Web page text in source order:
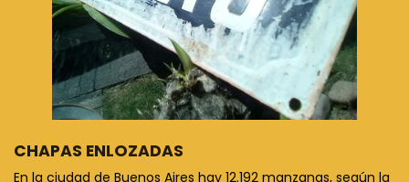
CHAPAS ENLOZADAS
En la ciudad de Buenos Aires hay 12.192 manzanas, según la